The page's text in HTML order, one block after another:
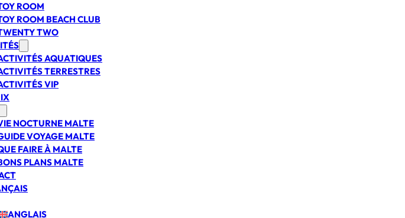
ROOM
ROOM BEACH CLUB
TWO
AQUATIQUES
TERRESTRES
VIP
NOCTURNE MALTE
VOYAGE MALTE
FAIRE À MALTE
PLANS MALTE
ANGLAIS